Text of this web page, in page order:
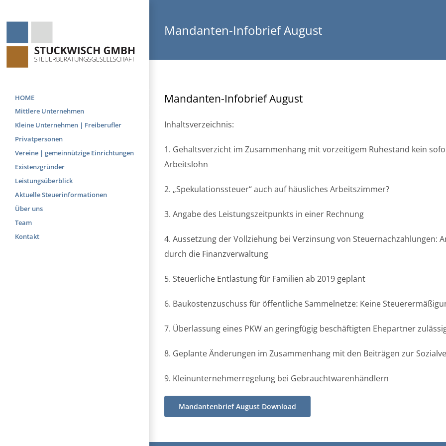
to
HOME
Mittlere Unternehmen
Kleine Unternehmen | Freiberufler
Privatpersonen
Vereine | gemeinnützige Einrichtungen
Existenzgründer
Leistungsüberblick
Aktuelle Steuerinformationen
Über uns
Team
Kontakt
Mandanten-Infobrief August
Mandanten-Infobrief August
Inhaltsverzeichnis:
1. Gehaltsverzicht im Zusammenhang mit vorzeitigem Ruhestand kein
Arbeitslohn
2. „Spekulationssteuer“ auch auf häusliches Arbeitszimmer?
3. Angabe des Leistungszeitpunkts in einer Rechnung
4. Aussetzung der Vollziehung bei Verzinsung von Steuernachzahlungen:
durch die Finanzverwaltung
5. Steuerliche Entlastung für Familien ab 2019 geplant
6. Baukostenzuschuss für öffentliche Sammelnetze: Keine
7. Überlassung eines PKW an geringfügig beschäftigten Ehepartner
8. Geplante Änderungen im Zusammenhang mit den Beiträgen zur
9. Kleinunternehmerregelung bei Gebrauchtwarenhändlern
Mandantenbrief August Download